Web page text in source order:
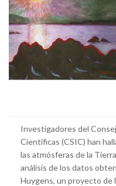
Investigadores del
Científicas (CSIC) han
las atmósferas de la
análisis de los datos
Huygens, un proyecto de